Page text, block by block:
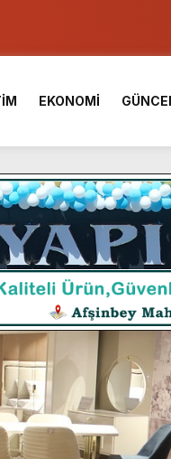
Ayser Çalık Ortaokulu
Muammer
Tam Not.
2 Bin Genç Doğa ve
Desteği Türkiye
hediyelik eşya satışı
birliktelik, Afşin Spor’un
Kalesinde
KAFUM’da Sahne
EKONOMİ